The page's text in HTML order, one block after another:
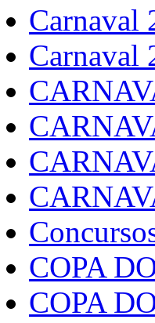
Carnaval
Carnaval
COPA
COPA